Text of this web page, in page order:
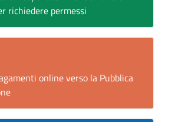
richiedere permessi
online verso la Pubblica